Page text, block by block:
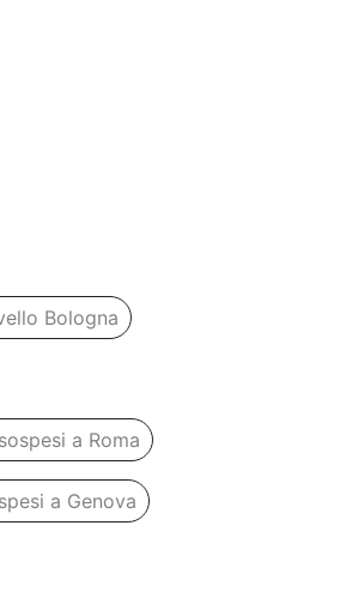
Bologna
a Roma
a Genova